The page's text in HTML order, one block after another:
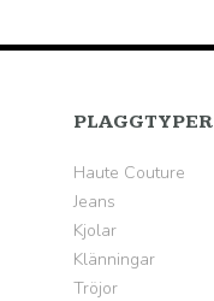
PLAGGTYPER
Haute Couture
Jeans
Kjolar
Klänningar
Tröjor